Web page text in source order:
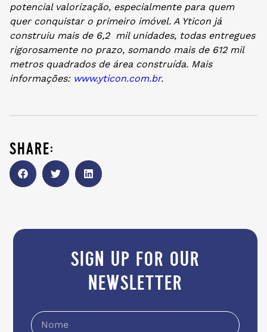
potencial valorização, especialmente para quem
quer conquistar o primeiro imóvel. A Yticon já
construiu mais de 6,2 mil unidades, todas entregues
rigorosamente no prazo, somando mais de 612 mil
metros quadrados de área construída. Mais
informações: www.yticon.com.br.
share:
sign up for our
newsletter